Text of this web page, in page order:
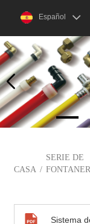
Español
CASA /
SERIE DE